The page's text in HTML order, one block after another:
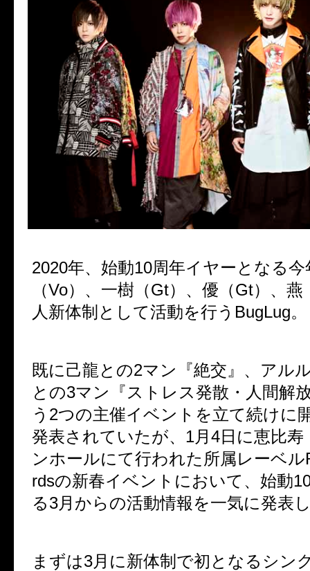
2020年、始動10周年イヤーとなる
（Vo）、一樹（Gt）、優（Gt）、燕
人新体制として活動を行う BugLug。
既に己龍との2マン『絶交』、アル
との3マン『ストレス発散・人間解
う 2つの主催イベントを立て続けに
発表されていたが、 1月 4日に恵比
ンホールにて行われた所属レーベル
rdsの新春イベントにおいて、始動
る3月からの活動情報を一気に発表
まずは3月に新体制で初となるシン